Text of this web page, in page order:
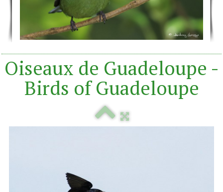
Oiseaux de Guadeloupe -
Birds of Guadeloupe